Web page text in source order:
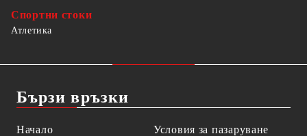
Спортни стоки
Атлетика
Бързи връзки
Начало
Условия за пазаруване